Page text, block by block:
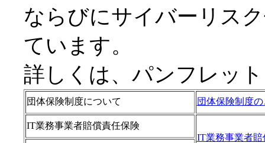
ならびにサイバーリス
ています。
詳しくは、パンフレッ
団体保険制度について 団体保険制度
IT業務事業者賠償責任保険
IT業務事業者